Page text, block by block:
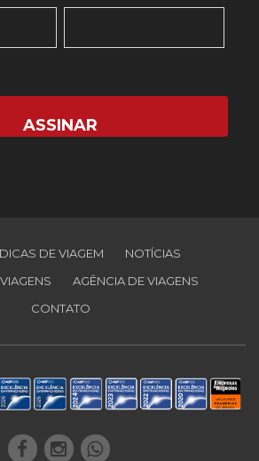
DICAS DE VIAGEM
NOTÍCIAS
AGÊNCIA DE VIAGENS
CONTATO